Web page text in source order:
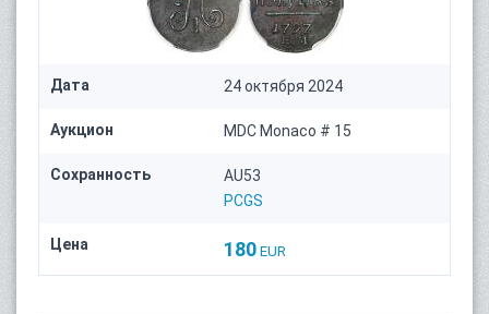
Дата 24 октября 2024
Аукцион MDC Monaco # 15
Сохранность
AU53
PCGS
Цена 180 EUR